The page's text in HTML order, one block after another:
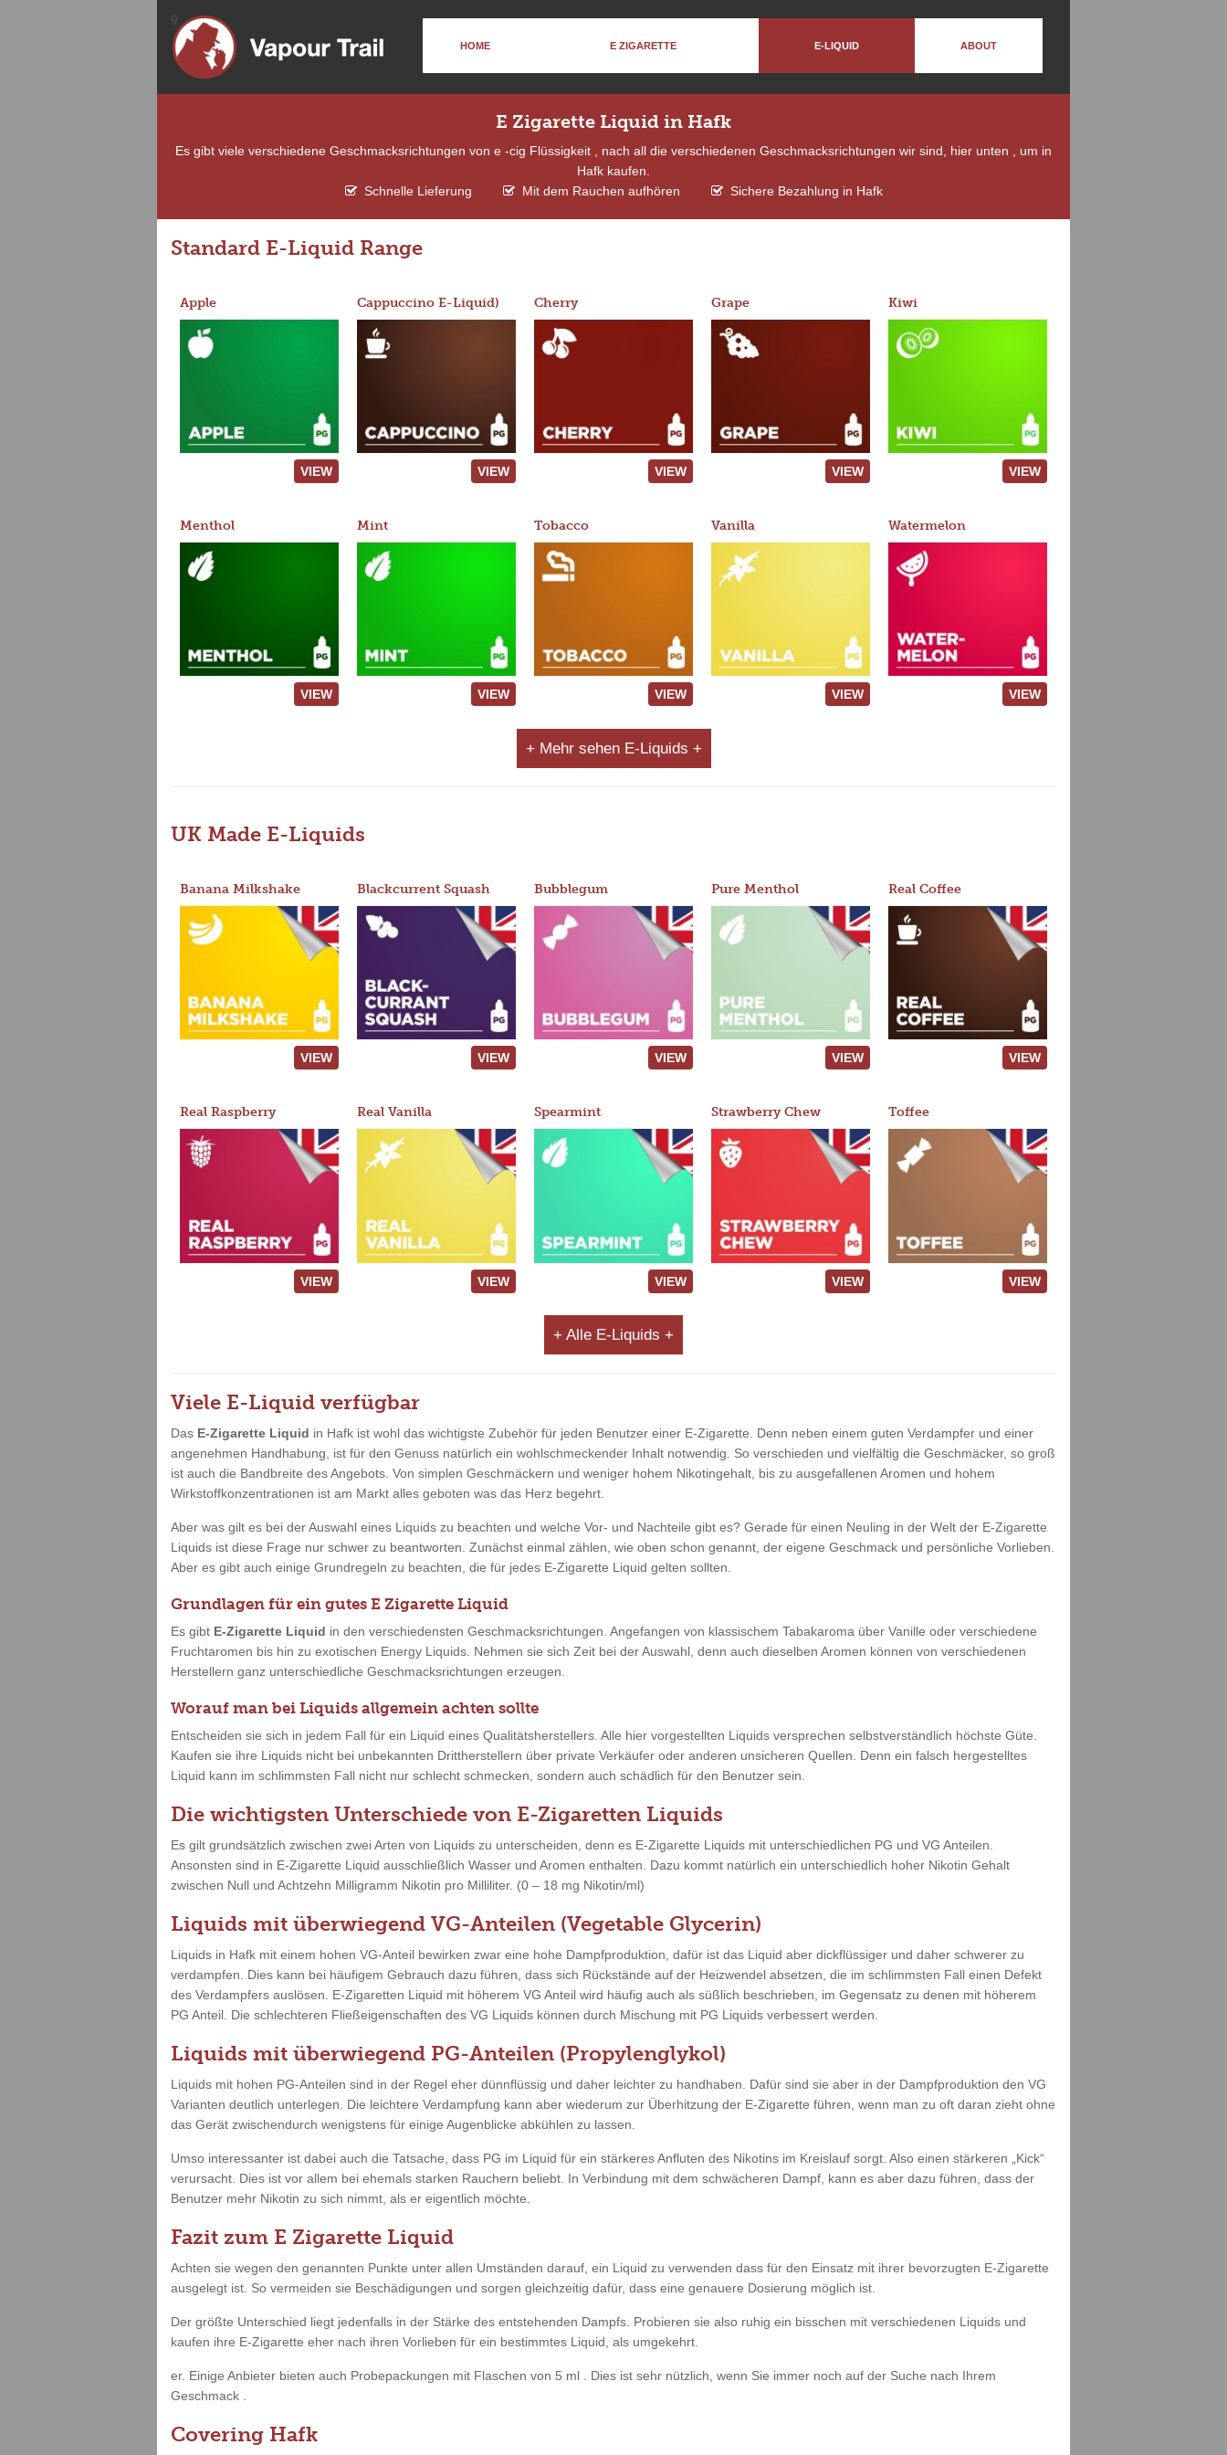
HOME E ZIGARETTE E-LIQUID ABOUT
E Zigarette Liquid in Hafk
Es gibt viele verschiedene Geschmacksrichtungen von e -cig Flüssigkeit , nach all die verschiedenen Geschmacksrichtungen wir sind, hier unten , um in
Hafk kaufen.
Schnelle Lieferung
Mit dem Rauchen aufhören Sichere Bezahlung in Hafk
Standard E-Liquid Range
Apple
VIEW
Cappuccino E-Liquid)
VIEW
Cherry
VIEW
Grape
VIEW
Kiwi
VIEW
Menthol
VIEW
Mint
VIEW
Tobacco
VIEW
Vanilla
VIEW
Watermelon
VIEW
+ Mehr sehen E-Liquids +
UK Made E-Liquids
Banana Milkshake
VIEW
Blackcurrent Squash
VIEW
Bubblegum
VIEW
Pure Menthol
VIEW
Real Coffee
VIEW
Real Raspberry
VIEW
Real Vanilla
VIEW
Spearmint
VIEW
Strawberry Chew
VIEW
Toffee
VIEW
+ Alle E-Liquids +
Viele E-Liquid verfügbar
Das E-Zigarette Liquid in Hafk ist wohl das wichtigste Zubehör für jeden Benutzer einer E-Zigarette. Denn neben einem guten Verdampfer und einer
angenehmen Handhabung, ist für den Genuss natürlich ein wohlschmeckender Inhalt notwendig. So verschieden und vielfältig die Geschmäcker, so groß
ist auch die Bandbreite des Angebots. Von simplen Geschmäckern und weniger hohem Nikotingehalt, bis zu ausgefallenen Aromen und hohem
Wirkstoffkonzentrationen ist am Markt alles geboten was das Herz begehrt.
Aber was gilt es bei der Auswahl eines Liquids zu beachten und welche Vor- und Nachteile gibt es? Gerade für einen Neuling in der Welt der E-Zigarette
Liquids ist diese Frage nur schwer zu beantworten. Zunächst einmal zählen, wie oben schon genannt, der eigene Geschmack und persönliche Vorlieben.
Aber es gibt auch einige Grundregeln zu beachten, die für jedes E-Zigarette Liquid gelten sollten.
Grundlagen für ein gutes E Zigarette Liquid
Es gibt E-Zigarette Liquid in den verschiedensten Geschmacksrichtungen. Angefangen von klassischem Tabakaroma über Vanille oder verschiedene
Fruchtaromen bis hin zu exotischen Energy Liquids. Nehmen sie sich Zeit bei der Auswahl, denn auch dieselben Aromen können von verschiedenen
Herstellern ganz unterschiedliche Geschmacksrichtungen erzeugen.
Worauf man bei Liquids allgemein achten sollte
Entscheiden sie sich in jedem Fall für ein Liquid eines Qualitätsherstellers. Alle hier vorgestellten Liquids versprechen selbstverständlich höchste Güte.
Kaufen sie ihre Liquids nicht bei unbekannten Drittherstellern über private Verkäufer oder anderen unsicheren Quellen. Denn ein falsch hergestelltes
Liquid kann im schlimmsten Fall nicht nur schlecht schmecken, sondern auch schädlich für den Benutzer sein.
Die wichtigsten Unterschiede von E-Zigaretten Liquids
Es gilt grundsätzlich zwischen zwei Arten von Liquids zu unterscheiden, denn es E-Zigarette Liquids mit unterschiedlichen PG und VG Anteilen.
Ansonsten sind in E-Zigarette Liquid ausschließlich Wasser und Aromen enthalten. Dazu kommt natürlich ein unterschiedlich hoher Nikotin Gehalt
zwischen Null und Achtzehn Milligramm Nikotin pro Milliliter. (0 – 18 mg Nikotin/ml)
Liquids mit überwiegend VG-Anteilen (Vegetable Glycerin)
Liquids in Hafk mit einem hohen VG-Anteil bewirken zwar eine hohe Dampfproduktion, dafür ist das Liquid aber dickflüssiger und daher schwerer zu
verdampfen. Dies kann bei häufigem Gebrauch dazu führen, dass sich Rückstände auf der Heizwendel absetzen, die im schlimmsten Fall einen Defekt
des Verdampfers auslösen. E-Zigaretten Liquid mit höherem VG Anteil wird häufig auch als süßlich beschrieben, im Gegensatz zu denen mit höherem
PG Anteil. Die schlechteren Fließeigenschaften des VG Liquids können durch Mischung mit PG Liquids verbessert werden.
Liquids mit überwiegend PG-Anteilen (Propylenglykol)
Liquids mit hohen PG-Anteilen sind in der Regel eher dünnflüssig und daher leichter zu handhaben. Dafür sind sie aber in der Dampfproduktion den VG
Varianten deutlich unterlegen. Die leichtere Verdampfung kann aber wiederum zur Überhitzung der E-Zigarette führen, wenn man zu oft daran zieht ohne
das Gerät zwischendurch wenigstens für einige Augenblicke abkühlen zu lassen.
Umso interessanter ist dabei auch die Tatsache, dass PG im Liquid für ein stärkeres Anfluten des Nikotins im Kreislauf sorgt. Also einen stärkeren „Kick“
verursacht. Dies ist vor allem bei ehemals starken Rauchern beliebt. In Verbindung mit dem schwächeren Dampf, kann es aber dazu führen, dass der
Benutzer mehr Nikotin zu sich nimmt, als er eigentlich möchte.
Fazit zum E Zigarette Liquid
Achten sie wegen den genannten Punkte unter allen Umständen darauf, ein Liquid zu verwenden dass für den Einsatz mit ihrer bevorzugten E-Zigarette
ausgelegt ist. So vermeiden sie Beschädigungen und sorgen gleichzeitig dafür, dass eine genauere Dosierung möglich ist.
Der größte Unterschied liegt jedenfalls in der Stärke des entstehenden Dampfs. Probieren sie also ruhig ein bisschen mit verschiedenen Liquids und
kaufen ihre E-Zigarette eher nach ihren Vorlieben für ein bestimmtes Liquid, als umgekehrt.
er. Einige Anbieter bieten auch Probepackungen mit Flaschen von 5 ml . Dies ist sehr nützlich, wenn Sie immer noch auf der Suche nach Ihrem
Geschmack .
Covering Hafk